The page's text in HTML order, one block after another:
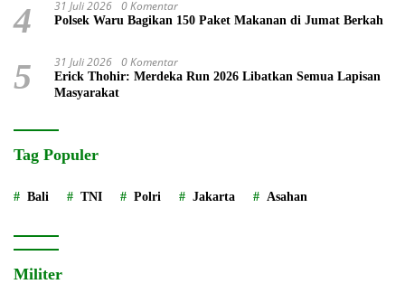
4 31 Juli 2026 0 Komentar
Polsek Waru Bagikan 150 Paket Makanan di Jumat Berkah
5 31 Juli 2026 0 Komentar
Erick Thohir: Merdeka Run 2026 Libatkan Semua Lapisan
Masyarakat
Tag Populer
Bali TNI Polri Jakarta Asahan
Militer